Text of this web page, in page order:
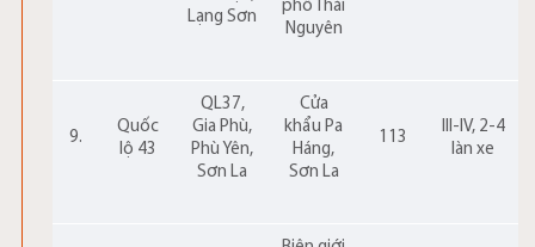
Lạng Sơn
phố Thái
Nguyên
9.
Quốc
lộ 43
QL37,
Gia Phù,
Phù Yên,
Sơn La
Cửa
khẩu Pa
Háng,
Sơn La
113
III-IV, 2-4
làn xe